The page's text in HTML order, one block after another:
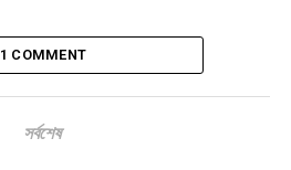
1 COMMENT
সর্বশেষ